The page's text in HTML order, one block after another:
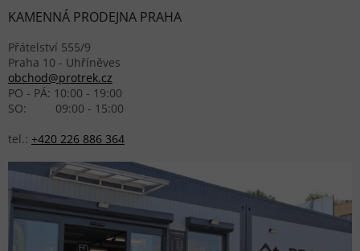
KAMENNÁ PRODEJNA PRAHA
Přátelství 555/9
Praha 10 - Uhříněves
obchod@protrek.cz
PO - PÁ: 10:00 - 19:00
SO: 09:00 - 15:00
tel.: +420 226 886 364